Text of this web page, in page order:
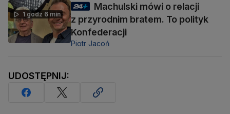
1 godz 6 min
Machulski mówi o relacji
z przyrodnim bratem. To polityk
Konfederacji
Piotr Jacoń
UDOSTĘPNIJ: